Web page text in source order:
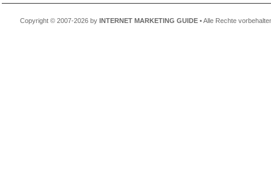
Copyright © 2007-2026 by INTERNET MARKETING GUIDE• Alle Rechte